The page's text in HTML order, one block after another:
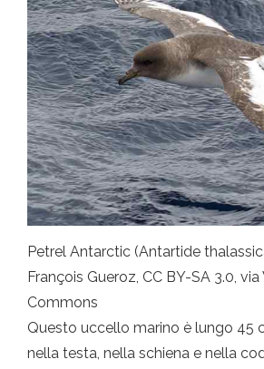
Petrel Antarctic (Antartide
François Gueroz, CC BY-SA 3.0,
Commons
Questo uccello marino è lungo 45
nella testa, nella schiena e nella